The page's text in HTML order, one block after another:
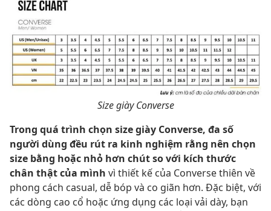
Size giày Converse
Trong quá trình chọn size giày Converse, đa số
người dùng đều rút ra kinh nghiệm rằng nên chọn
size bằng hoặc nhỏ hơn chút so với kích thước
chân thật của mình vì thiết kế của Converse thiên về
phong cách casual, dễ bóp và co giãn hơn. Đặc biệt, với
các dòng cao cổ hoặc ứng dụng các loại vải dày, bạn